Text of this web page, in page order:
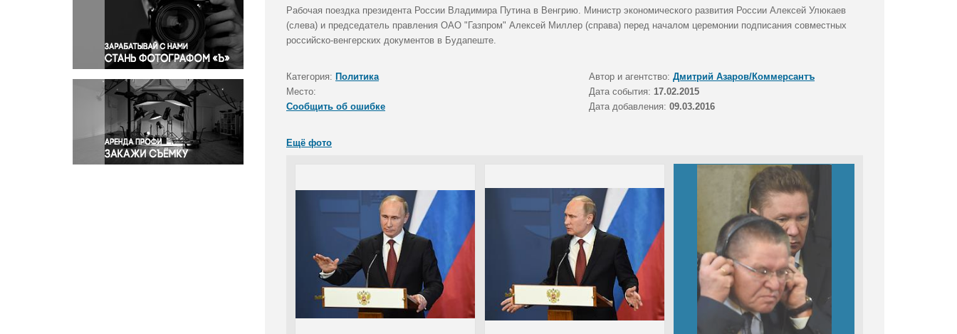
Политика
Правосудие
Происшествия и конфликты
Религия
Светская жизнь
Спорт
Экология
Экономика и бизнес
Рабочая поездка президента России Владимира Путина в Венгрию. Министр экономического развития России Алексей Улюкаев
(слева) и председатель правления ОАО "Газпром" Алексей Миллер (справа) перед началом церемонии подписания совместных
российско-венгерских документов в Будапеште.
Категория: Политика Автор и агентство: Дмитрий Азаров/Коммерсантъ
Место:
Дата события: 17.02.2015
Сообщить об ошибке
Дата добавления: 09.03.2016
Ещё фото